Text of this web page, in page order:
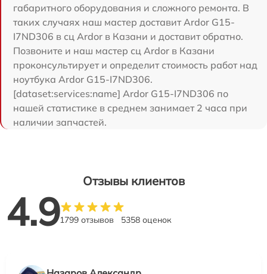
габаритного оборудования и сложного ремонта. В
таких случаях наш мастер доставит Ardor G15-
I7ND306 в сц Ardor в Казани и доставит обратно.
Позвоните и наш мастер сц Ardor в Казани
проконсультирует и определит стоимость работ над
ноутбука Ardor G15-I7ND306.
[dataset:services:name] Ardor G15-I7ND306 по
нашей статистике в среднем занимает 2 часа при
наличии запчастей.
Отзывы клиентов
4.91799 отзывов 5358 оценок